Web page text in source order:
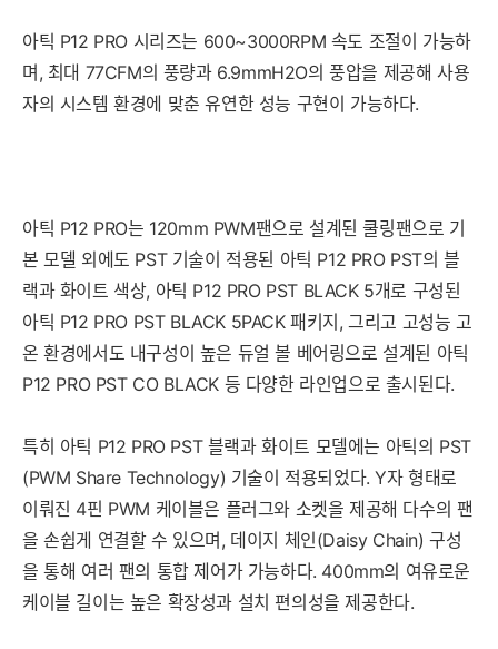
아틱 P12 PRO 시리즈는 600~3000RPM 속도 조절이 가능하
며, 최대 77CFM의 풍량과 6.9mmH2O의 풍압을 제공해 사용
자의 시스템 환경에 맞춘 유연한 성능 구현이 가능하다.
아틱 P12 PRO는 120mm PWM팬으로 설계된 쿨링팬으로 기
본 모델 외에도 PST 기술이 적용된 아틱 P12 PRO PST의 블
랙과 화이트 색상, 아틱 P12 PRO PST BLACK 5개로 구성된
아틱 P12 PRO PST BLACK 5PACK 패키지, 그리고 고성능 고
온 환경에서도 내구성이 높은 듀얼 볼 베어링으로 설계된 아틱
P12 PRO PST CO BLACK 등 다양한 라인업으로 출시된다.
특히 아틱 P12 PRO PST 블랙과 화이트 모델에는 아틱의 PST
(PWM Share Technology) 기술이 적용되었다. Y자 형태로
이뤄진 4핀 PWM 케이블은 플러그와 소켓을 제공해 다수의 팬
을 손쉽게 연결할 수 있으며, 데이지 체인(Daisy Chain) 구성
을 통해 여러 팬의 통합 제어가 가능하다. 400mm의 여유로운
케이블 길이는 높은 확장성과 설치 편의성을 제공한다.